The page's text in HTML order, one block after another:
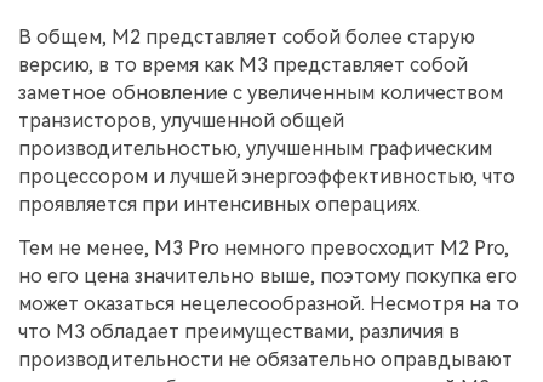
В общем, M2 представляет собой более старую
версию, в то время как M3 представляет собой
заметное обновление с увеличенным количеством
транзисторов, улучшенной общей
производительностью, улучшенным графическим
процессором и лучшей энергоэффективностью, что
проявляется при интенсивных операциях.
Тем не менее, M3 Pro немного превосходит M2 Pro,
но его цена значительно выше, поэтому покупка его
может оказаться нецелесообразной. Несмотря на то
что M3 обладает преимуществами, различия в
производительности не обязательно оправдывают